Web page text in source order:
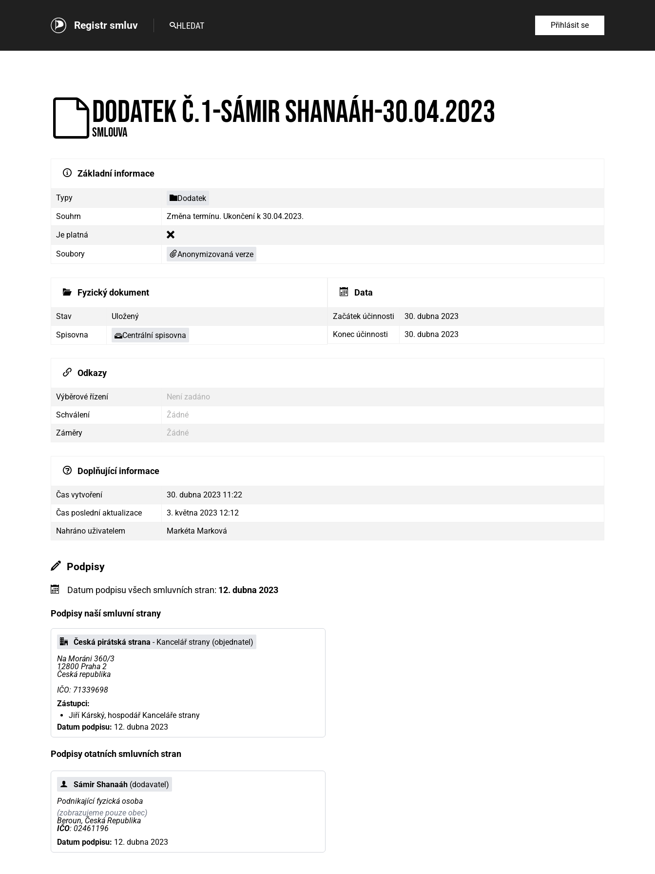
Registr smluv HLEDAT Přihlásit se
Dodatek č.1-Sámir Shanaáh-30.04.2023
Smlouva
Základní informace
Typy
Dodatek
Souhrn
Změna termínu. Ukončení k 30.04.2023.
Je platná
Soubory Anonymizovaná verze
Fyzický dokument
Stav
Uložený
Spisovna
Centrální spisovna
Data
Začátek účinnosti
30. dubna 2023
Konec účinnosti
30. dubna 2023
Odkazy
Výběrové řízení
Není zadáno
Schválení
Žádné
Záměry
Žádné
Doplňující informace
Čas vytvoření
30. dubna 2023 11:22
Čas poslední aktualizace
3. května 2023 12:12
Nahráno uživatelem
Markéta Marková
Podpisy
Datum podpisu všech smluvních stran: 12. dubna 2023
Podpisy naší smluvní strany
Česká pirátská strana - Kancelář strany (objednatel)
Na Moráni 360/3
12800 Praha 2
Česká republika
IČO: 71339698
Zástupci:
Jiří Kárský, hospodář Kanceláře strany
Datum podpisu: 12. dubna 2023
Podpisy otatních smluvních stran
Sámir Shanaáh (dodavatel)
Podnikající fyzická osoba
(zobrazujeme pouze obec)
Beroun, Česká Republika
IČO: 02461196
Datum podpisu: 12. dubna 2023